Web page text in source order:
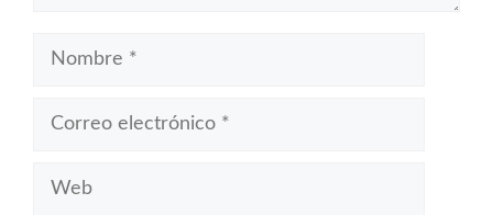
Nombre
Correo
Web